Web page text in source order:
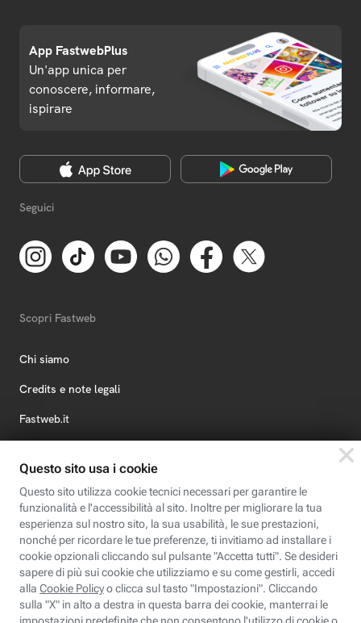
App FastwebPlus
Un'app unica per
conoscere, informare,
ispirare
Seguici
Scopri Fastweb
Chi siamo
Credits e note legali
Fastweb.it
Fastweb Digital Academy
STEP FuturAbility District